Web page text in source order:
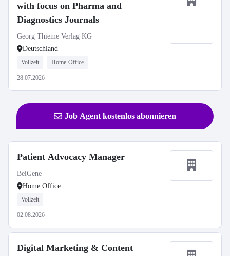
with focus on Pharma and
Diagnostics Journals
Georg Thieme Verlag KG
Deutschland
Vollzeit Home-Office
28.07.2026
Job Agent kostenlos abonnieren
Patient Advocacy Manager
BeiGene
Home Office
Vollzeit
02.08.2026
Digital Marketing & Content